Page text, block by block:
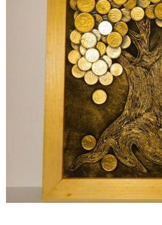
Поделки из пластилина
Поделки в садик
Поделки из природных
материалов
Поделка в садик